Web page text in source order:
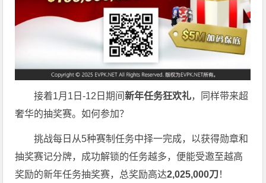
接着1月1日-12日期间新年任务狂欢礼，同样带来超
奢华的抽奖赛。如何参加？
挑战每日从5种赛制任务中择一完成，以获得勋章和
抽奖赛记分牌，成功解锁的任务越多，便能受邀至越高
奖励的新年任务抽奖赛，总奖励高达2,025,000刀！